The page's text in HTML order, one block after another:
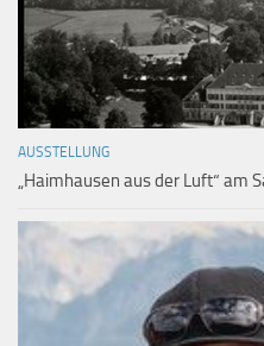
AUSSTELLUNG
„Haimhausen aus der Luft“ am